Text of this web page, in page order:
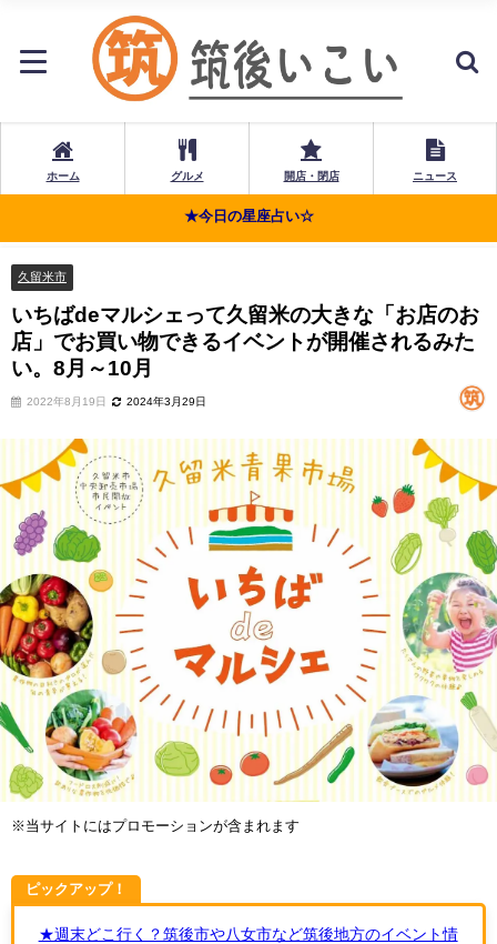
ホーム グルメ 開店・閉店 ニュース
★今日の星座占い☆
久留米市
いちばdeマルシェって久留米の大きな「お店のお
店」でお買い物できるイベントが開催されるみた
い。8月～10月
2022年8月19日 2024年3月29日
※当サイトにはプロモーションが含まれます
ピックアップ！
★週末どこ行く？筑後市や八女市など筑後地方のイベント情